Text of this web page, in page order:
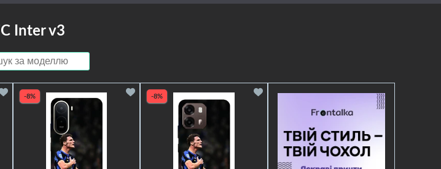
Inter v3
-8% -8%